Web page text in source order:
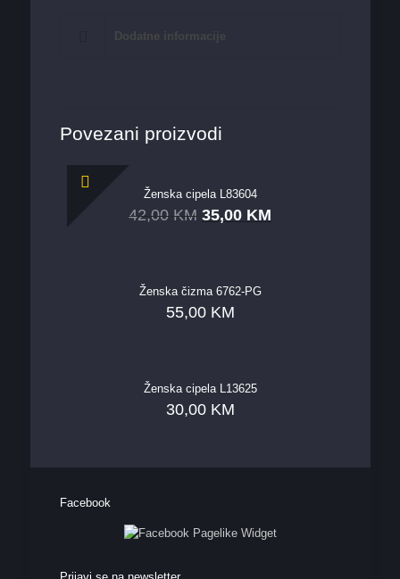
Dodatne informacije
Povezani proizvodi
Ženska cipela L83604
42,00 KM 35,00 KM
Ženska čizma 6762-PG
55,00 KM
Ženska cipela L13625
30,00 KM
Facebook